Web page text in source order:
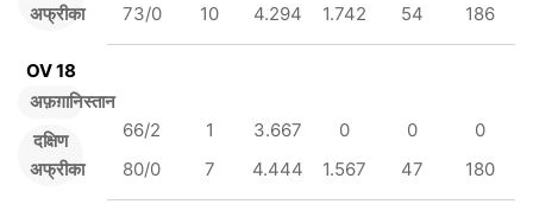
अफ्रीका
73/0
10 4.294 1.742 54 186
OV 18
अफ़ग़ानिस्तान
दक्षिण
अफ्रीका
66/2 1 3.667 0 0
0
80/0
7 4.444 1.567 47 180